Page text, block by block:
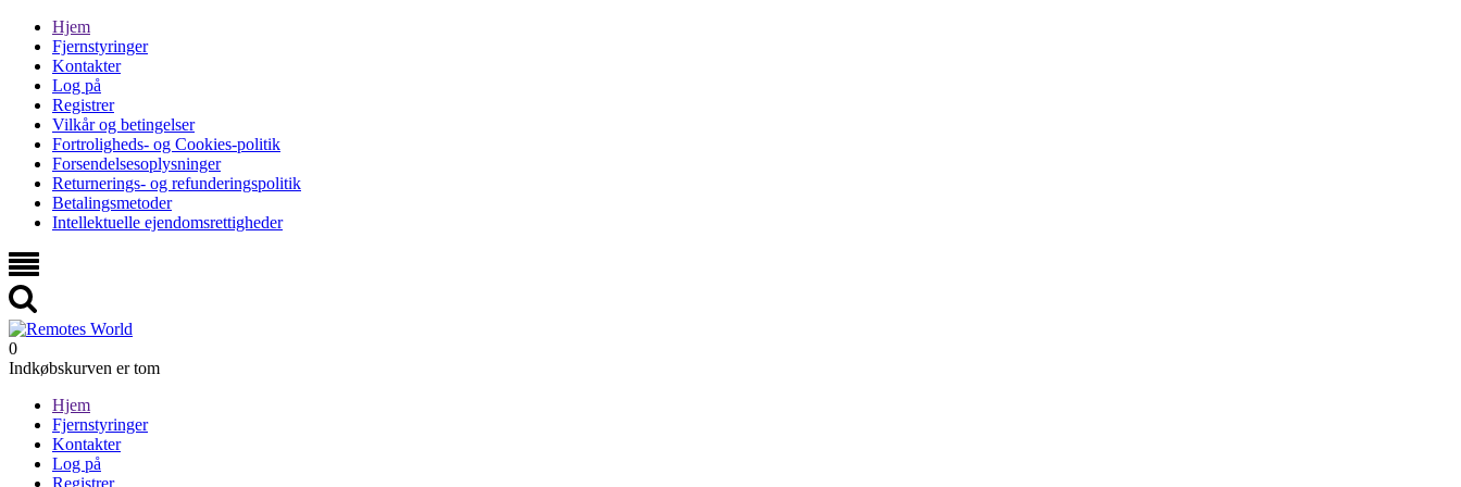
Hjem
Fjernstyringer
Kontakter
Log på
Registrer
Vilkår og betingelser
Fortroligheds- og Cookies-politik
Forsendelsesoplysninger
Returnerings- og refunderingspolitik
Betalingsmetoder
Intellektuelle ejendomsrettigheder
0
Indkøbskurven er tom
Hjem
Fjernstyringer
Kontakter
Log på
Registrer